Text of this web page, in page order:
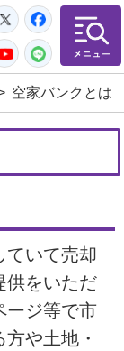
Twitter
YouTube
LINE
空家バンクとは
いて売却
供をいただ
ージ等で市
や土地・